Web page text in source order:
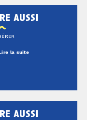
aussi
la suite
aussi